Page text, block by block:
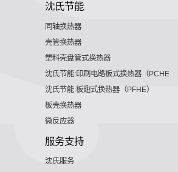
沈氏节能
同轴换热器
壳管换热器
塑料壳盘管式换热器
沈氏节能:印刷电路板式换热器（PCHE）
沈氏节能:板翅式换热器（PFHE）
板壳换热器
微反应器
服务支持
沈氏服务